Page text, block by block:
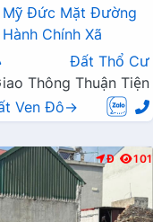
Mỹ Đức Mặt Đường
Chính Xã
Đất Thổ Cư
Thông Thuận Tiện
Ven Đô→
Đ 101